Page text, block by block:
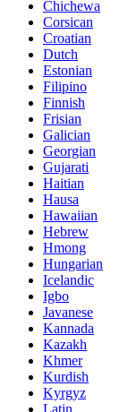
Chichewa
Corsican
Croatian
Dutch
Estonian
Filipino
Finnish
Frisian
Galician
Georgian
Gujarati
Haitian
Hausa
Hawaiian
Hebrew
Hmong
Hungarian
Icelandic
Igbo
Javanese
Kannada
Kazakh
Khmer
Kurdish
Kyrgyz